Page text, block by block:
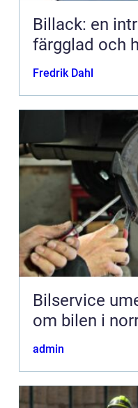
Billack: en
färgglad och
Fredrik Dahl
Bilservice umeå så tar du
om bilen i
admin